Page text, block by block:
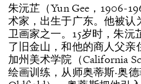
朱沅芷（Yun Gee，1906-
术家，出生于广东。他被
卫画家之一。15岁时，朱沅
了旧金山，和他的商人父
加州美术学院（California
绘画训练，从师奥蒂斯·奥